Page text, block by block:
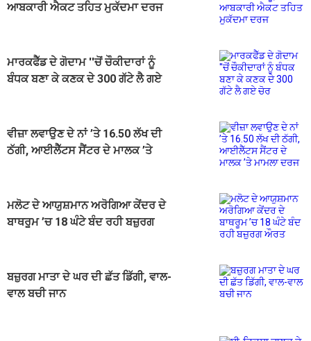
ਆਬਕਾਰੀ ਐਕਟ ਤਹਿਤ ਮੁਕੱਦਮਾ ਦਰਜ
ਮਾਰਕਫੈੱਡ ਦੇ ਗੋਦਾਮ ''ਚੋਂ ਚੌਕੀਦਾਰਾਂ ਨੂੰ
ਬੰਧਕ ਬਣਾ ਕੇ ਕਣਕ ਦੇ 300 ਗੱਟੇ ਲੈ ਗਏ
ਵੀਜ਼ਾ ਲਵਾਉਣ ਦੇ ਨਾਂ ’ਤੇ 16.50 ਲੱਖ ਦੀ
ਠੱਗੀ, ਆਈਲੈੱਟਸ ਸੈਂਟਰ ਦੇ ਮਾਲਕ ’ਤੇ
ਮਲੋਟ ਦੇ ਆਯੁਸ਼ਮਾਨ ਅਰੋਗਿਆ ਕੇਂਦਰ ਦੇ
ਬਾਥਰੂਮ ’ਚ 18 ਘੰਟੇ ਬੰਦ ਰਹੀ ਬਜ਼ੁਰਗ
ਬਜ਼ੁਰਗ ਮਾਤਾ ਦੇ ਘਰ ਦੀ ਛੱਤ ਡਿੱਗੀ, ਵਾਲ-
ਵਾਲ ਬਚੀ ਜਾਨ